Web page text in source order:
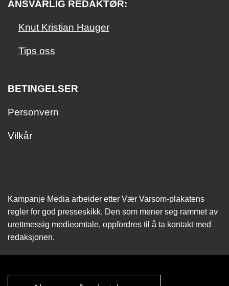
ANSVARLIG REDAKTØR:
Knut Kristian Hauger
Tips oss
BETINGELSER
Personvern
Vilkår
Kampanje Media arbeider etter Vær Varsom-plakatens
regler for god presseskikk. Den som mener seg rammet av
urettmessig medie­omtale, oppfordres til å ta kontakt med
redaksjonen.